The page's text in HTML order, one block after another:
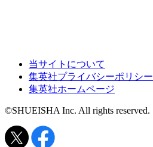
当サイトについて
集英社プライバシーポリシー
集英社ホームページ
©SHUEISHA Inc. All rights reserved.